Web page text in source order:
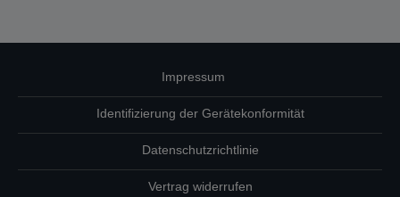
Impressum
Identifizierung der Gerätekonformität
Datenschutzrichtlinie
Vertrag widerrufen